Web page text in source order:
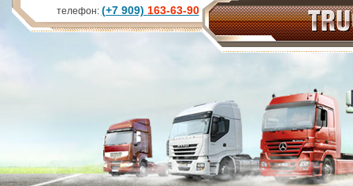
телефон: (+7 909) 163-63-90